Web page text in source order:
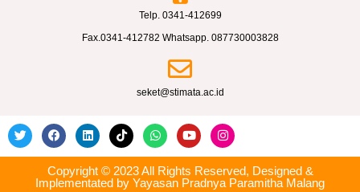
Telp. 0341-412699
Fax.0341-412782 Whatsapp. 087730003828
seket@stimata.ac.id
Copyright © 2023 All Rights Reserved, Designed &
Implementated by Yayasan Pradnya Paramitha Malang